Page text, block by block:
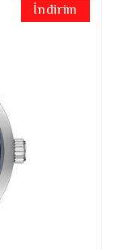
İndirim